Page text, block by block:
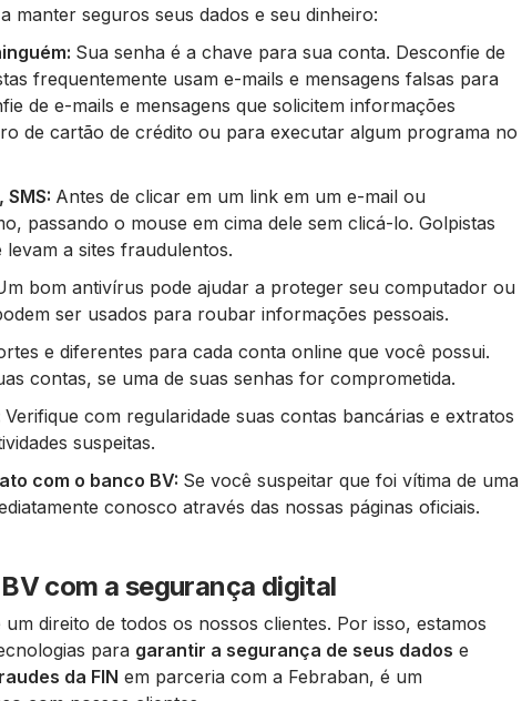
manter seguros seus dados e seu dinheiro:
Sua senha é a chave para sua conta. Desconfie de
frequentemente usam e-mails e mensagens falsas para
de e-mails e mensagens que solicitem informações
de cartão de crédito ou para executar algum programa no
Antes de clicar em um link em um e-mail ou
passando o mouse em cima dele sem clicá-lo. Golpistas
a sites fraudulentos.
bom antivírus pode ajudar a proteger seu computador ou
ser usados para roubar informações pessoais.
e diferentes para cada conta online que você possui.
contas, se uma de suas senhas for comprometida.
Verifique com regularidade suas contas bancárias e extratos
suspeitas.
com o banco BV: Se você suspeitar que foi vítima de uma
conosco através das nossas páginas oficiais.
com a segurança digital
direito de todos os nossos clientes. Por isso, estamos
para garantir a segurança de seus dados e
da FIN em parceria com a Febraban, é um